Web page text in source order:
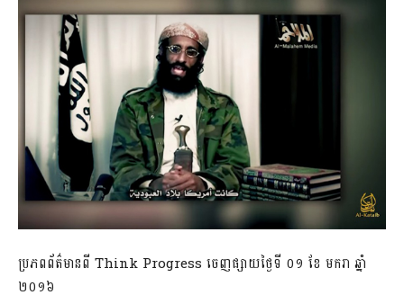
ប្រភពព័ត៌មានពី Think Progress ចេញផ្សាយថ្ងៃទី ០១ ខែ​ មករា ឆ្នាំ
២០១៦